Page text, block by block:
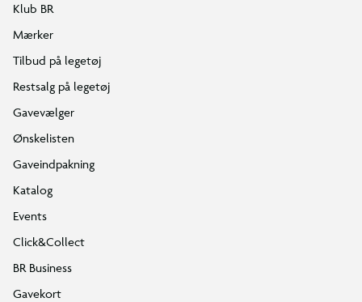
Klub BR
Mærker
Tilbud på legetøj
Restsalg på legetøj
Gavevælger
Ønskelisten
Gaveindpakning
Katalog
Events
Click&Collect
BR Business
Gavekort